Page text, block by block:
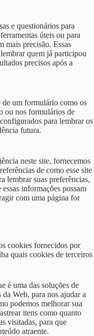
e questionários para
úteis ou para
mais precisão. Essas
quem já participou
precisos após a
um formulário como os
ou nos formulários de
para lembrar os
futura.
neste site, fornecemos
de como esse site
lembrar suas preferências,
informações possam
com uma página for
cookies fornecidos por
quais cookies de terceiros
é uma das soluções de
Web, para nos ajudar a
podemos melhorar sua
itens como quanto
visitadas, para que
atraente.